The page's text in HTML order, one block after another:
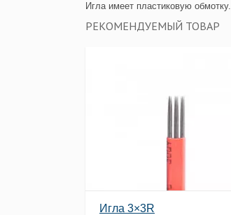
Игла имеет пластиковую обмотку.
РЕКОМЕНДУЕМЫЙ ТОВАР
Игла 3×3R